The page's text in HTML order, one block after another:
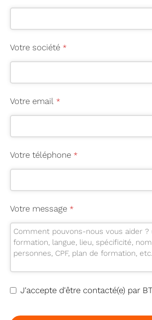
Votre société *
Votre email *
Votre téléphone *
Votre message *
J'accepte d'être contacté(e) par